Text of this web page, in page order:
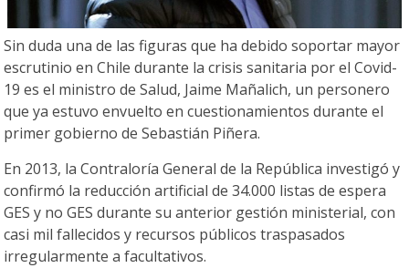
Sin duda una de las figuras que ha debido soportar mayor
escrutinio en Chile durante la crisis sanitaria por el Covid-
19 es el ministro de Salud, Jaime Mañalich, un personero
que ya estuvo envuelto en cuestionamientos durante el
primer gobierno de Sebastián Piñera.
En 2013, la Contraloría General de la República investigó y
confirmó la reducción artificial de 34.000 listas de espera
GES y no GES durante su anterior gestión ministerial, con
casi mil fallecidos y recursos públicos traspasados
irregularmente a facultativos.